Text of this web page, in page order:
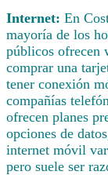
Internet: En
mayoría de los
públicos ofrecen
comprar una
tener conexión
compañías
ofrecen planes
opciones de
internet móvil
pero suele ser